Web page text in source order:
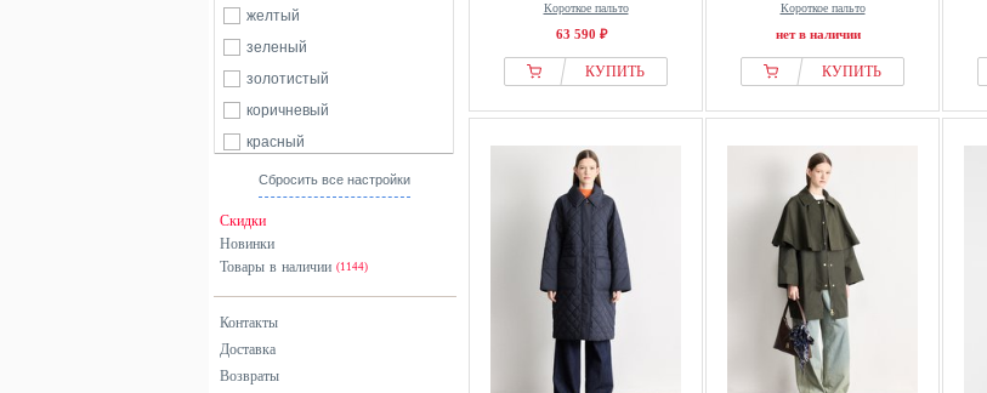
желтый
зеленый
золотистый
коричневый
красный
разноцветный
серый
синий
фиолетовый
Сбросить все настройки
Скидки
Новинки
Товары в наличии (1144)
Контакты
Доставка
Возвраты
Короткое пальто
63 590 ₽
КУПИТЬ
Короткое пальто
нет в наличии
КУПИТЬ